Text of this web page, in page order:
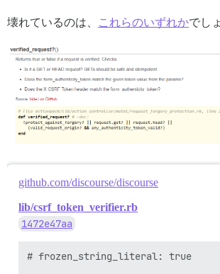
壊れているのは、 これらのいずれかでし
github.com/discourse/discourse
lib/csrf_token_verifier.rb
1472e47aa
# frozen_string_literal: true